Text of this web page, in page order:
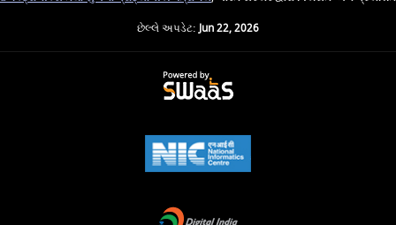
છેલ્લે અપડેટ:Jun 22, 2026